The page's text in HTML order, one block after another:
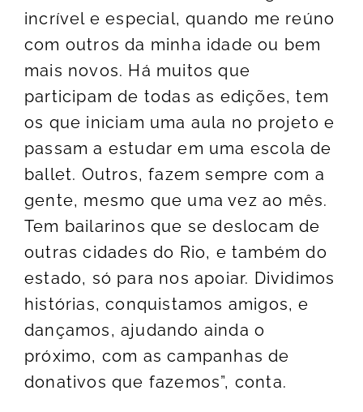
incrível e especial, quando me reúno
com outros da minha idade ou bem
mais novos. Há muitos que
participam de todas as edições, tem
os que iniciam uma aula no projeto e
passam a estudar em uma escola de
ballet. Outros, fazem sempre com a
gente, mesmo que uma vez ao mês.
Tem bailarinos que se deslocam de
outras cidades do Rio, e também do
estado, só para nos apoiar. Dividimos
histórias, conquistamos amigos, e
dançamos, ajudando ainda o
próximo, com as campanhas de
donativos que fazemos”, conta.